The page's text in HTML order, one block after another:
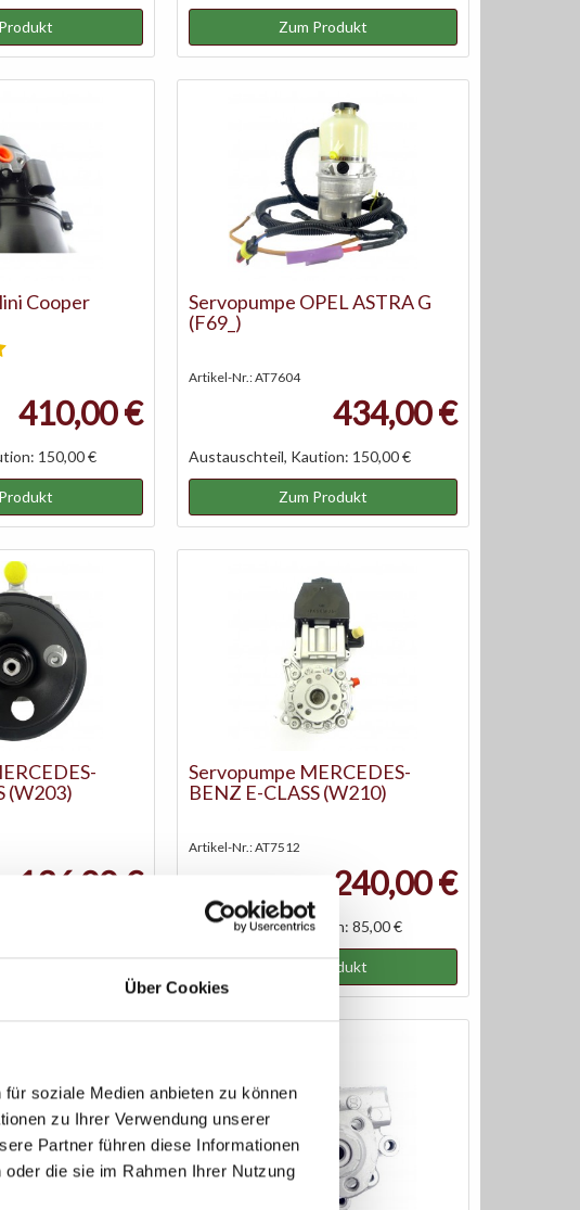
Über Cookies
soziale Medien anbieten zu können
zu Ihrer Verwendung unserer
Partner führen diese Informationen
die sie im Rahmen Ihrer Nutzung
Zum Produkt
Cooper
410,00 €
150,00 €
Servopumpe OPEL ASTRA G
(F69_)
Artikel-Nr.: AT7604
434,00 €
Austauschteil, Kaution: 150,00 €
Zum Produkt
(W203)
136,00 €
Servopumpe MERCEDES-
BENZ E-CLASS (W210)
Artikel-Nr.: AT7512
240,00 €
Austauschteil, Kaution: 85,00 €
Zum Produkt